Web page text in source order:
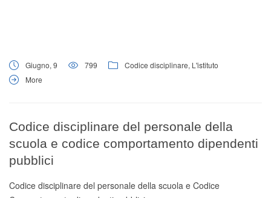
Giugno, 9 799 Codice disciplinare, L'istituto
More
Codice disciplinare del personale della
scuola e codice comportamento dipendenti
pubblici
Codice disciplinare del personale della scuola e Codice